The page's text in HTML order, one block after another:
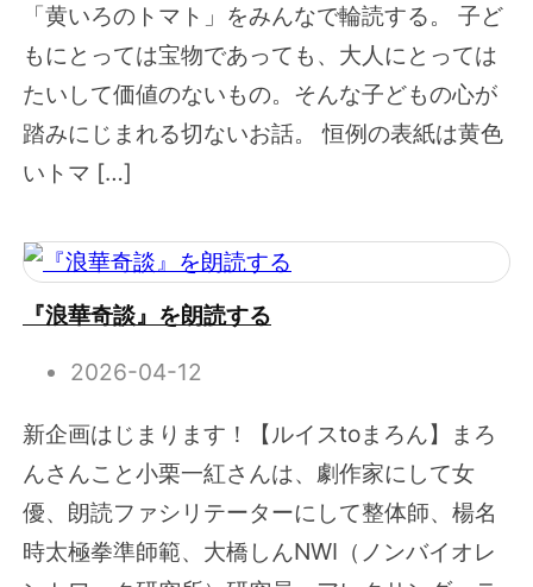
「黄いろのトマト」をみんなで輪読する。 子ど
もにとっては宝物であっても、大人にとっては
たいして価値のないもの。そんな子どもの心が
踏みにじまれる切ないお話。 恒例の表紙は黄色
いトマ […]
『浪華奇談』を朗読する
2026-04-12
新企画はじまります！【ルイスtoまろん】まろ
んさんこと小栗一紅さんは、劇作家にして女
優、朗読ファシリテーターにして整体師、楊名
時太極拳準師範、大橋しんNWI（ノンバイオレ